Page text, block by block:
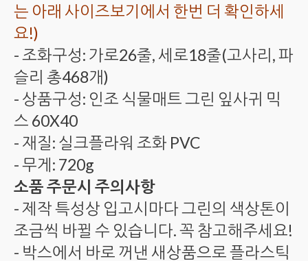
는 아래 사이즈보기에서 한번 더 확인하세
요!)
- 조화구성: 가로26줄, 세로18줄(고사리, 파
슬리 총468개)
- 상품구성: 인조 식물매트 그린 잎사귀 믹
스 60X40
- 재질: 실크플라워 조화 PVC
- 무게: 720g
소품 주문시 주의사항
- 제작 특성상 입고시마다 그린의 색상톤이
조금씩 바뀔 수 있습니다. 꼭 참고해주세요!
- 박스에서 바로 꺼낸 새상품으로 플라스틱